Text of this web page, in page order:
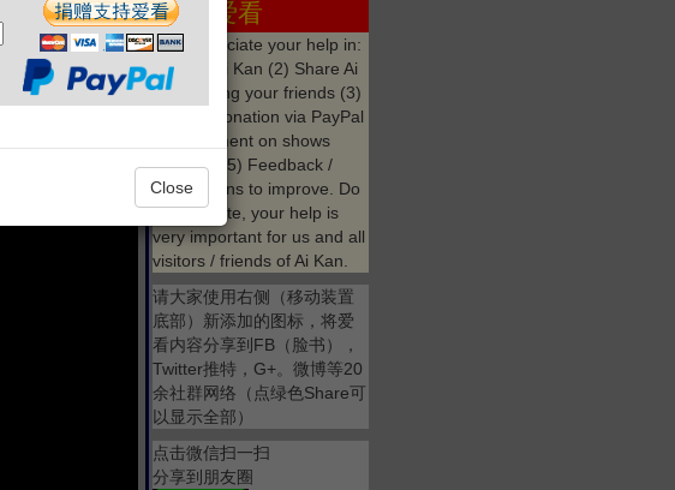
点赞 爱看
We appreciate your help in:
(1) Like Ai Kan (2) Share Ai
Kan among your friends (3)
Make a donation via PayPal
(4) Comment on shows
watched (5) Feedback /
suggestions to improve. Do
not hesitate, your help is
very important for us and all
visitors / friends of Ai Kan.
请大家使用右侧（移动装置
底部）新添加的图标，将爱
看内容分享到FB（脸书），
Twitter推特，G+。微博等20
余社群网络（点绿色Share可
以显示全部）
点击微信扫一扫
分享到朋友圈
Close